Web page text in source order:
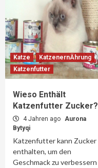
Katze
KatzenernÄhrung
Katzenfutter
Wieso Enthält
Katzenfutter Zucker?
4 Jahren ago Aurona
Bytyqi
Katzenfutter kann Zucker
enthalten, um den
Geschmack zu verbessern